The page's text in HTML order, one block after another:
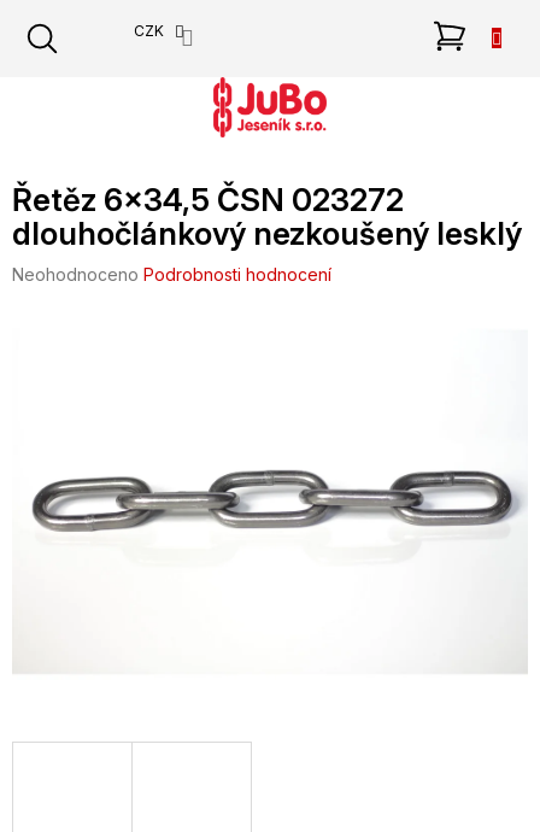
obsah
CZK
Řetěz 6x34,5 ČSN 023272
dlouhočlánkový nezkoušený lesklý
Průměrné
Neohodnoceno Podrobnosti hodnocení